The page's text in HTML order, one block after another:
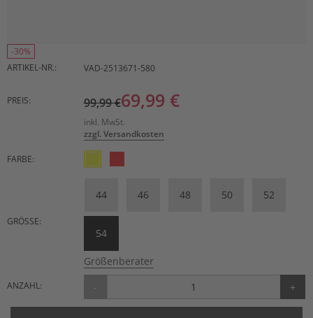
-30%
ARTIKEL-NR.:
VAD-2513671-580
PREIS: 99,99 €69,99 €
inkl. MwSt.
zzgl. Versandkosten
FARBE:
GRÖSSE:
44 46 48 50 52
54
Größenberater
ANZAHL: - +